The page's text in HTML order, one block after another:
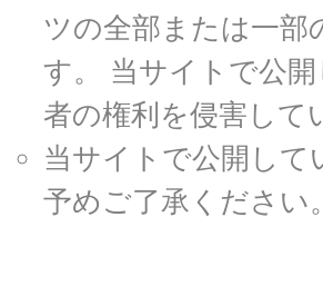
ツの全部または一部
す。 当サイトで公
者の権利を侵害して
当サイトで公開し
予めご了承ください。